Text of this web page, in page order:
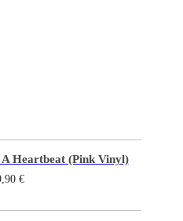
Heartbeat (Pink Vinyl)
€